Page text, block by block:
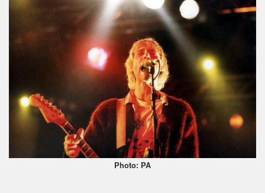
Photo: PA